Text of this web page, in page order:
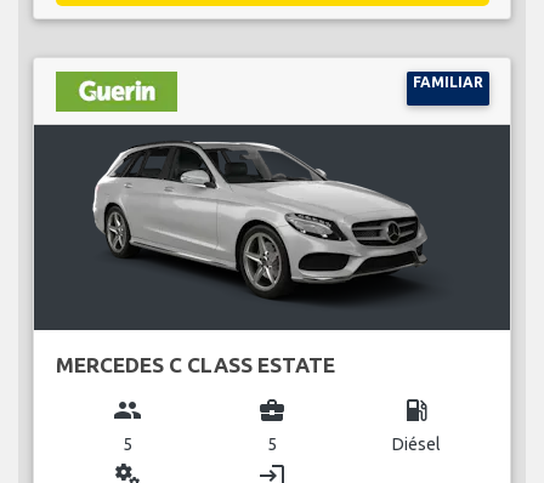
FAMILIAR
MERCEDES C CLASS ESTATE
group
5
business_center
5
local_gas_station
Diésel
miscellaneous_services login